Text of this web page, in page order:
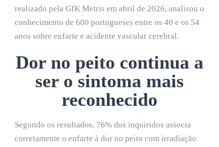
realizado pela GfK Metris em abril de 2026, analisou o
conhecimento de 600 portugueses entre os 40 e os 54
anos sobre enfarte e acidente vascular cerebral.
Dor no peito continua a
ser o sintoma mais
reconhecido
Segundo os resultados, 76% dos inquiridos associa
corretamente o enfarte à dor no peito com irradiação